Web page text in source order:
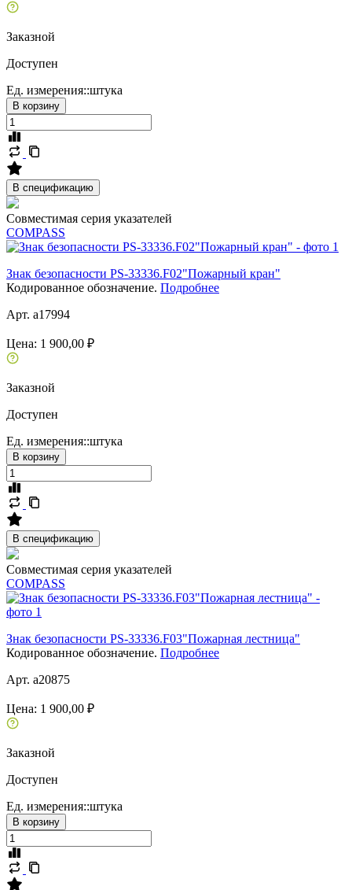
Заказной
Доступен
Ед. измерения::штука
В корзину
В спецификацию
Совместимая серия указателей
COMPASS
Знак безопасности PS-33336.F02"Пожарный кран"
Кодированное обозначение. Подробнее
Арт. a17994
Цена: 1 900,00 ₽
Заказной
Доступен
Ед. измерения::штука
В корзину
В спецификацию
Совместимая серия указателей
COMPASS
Знак безопасности PS-33336.F03"Пожарная лестница"
Кодированное обозначение. Подробнее
Арт. a20875
Цена: 1 900,00 ₽
Заказной
Доступен
Ед. измерения::штука
В корзину